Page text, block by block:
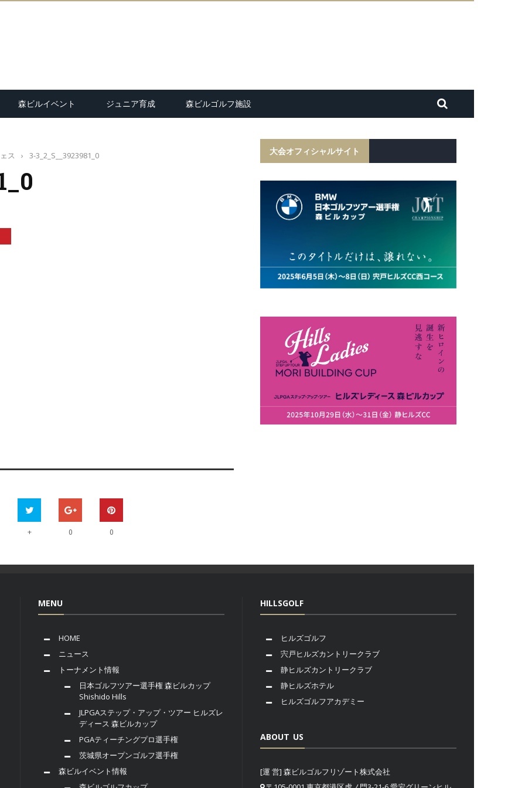
森ビルイベント ジュニア育成 森ビルゴルフ施設
ス › 3-3_2_S__3923981_0
+ 0 0
大会オフィシャルサイト
MENU
HOME
ニュース
トーナメント情報
日本ゴルフツアー選手権 森ビルカップ
Shishido Hills
JLPGAステップ・アップ・ツアー ヒルズレ
ディース 森ビルカップ
PGAティーチングプロ選手権
茨城県オープンゴルフ選手権
森ビルイベント情報
HILLSGOLF
ヒルズゴルフ
宍戸ヒルズカントリークラブ
静ヒルズカントリークラブ
静ヒルズホテル
ヒルズゴルフアカデミー
ABOUT US
[運 営] 森ビルゴルフリゾート株式会社